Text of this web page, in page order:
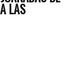
LAS